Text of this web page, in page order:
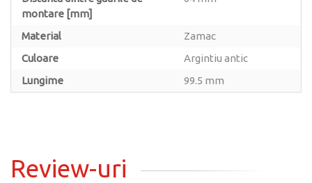
montare [mm]
Material
Zamac
Culoare
Argintiu antic
Lungime
99.5 mm
Review-uri